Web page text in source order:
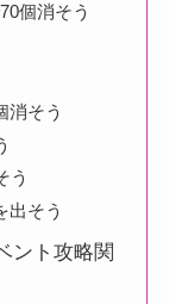
個消そう
消そう
う
出そう
ント攻略関